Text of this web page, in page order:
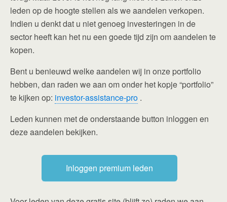
leden op de hoogte stellen als we aandelen verkopen.
Indien u denkt dat u niet genoeg investeringen in de
sector heeft kan het nu een goede tijd zijn om aandelen te
kopen.
Bent u benieuwd welke aandelen wij in onze portfolio
hebben, dan raden we aan om onder het kopje “portfolio”
te kijken op: investor-assistance-pro .
Leden kunnen met de onderstaande button inloggen en
deze aandelen bekijken.
Inloggen premium leden